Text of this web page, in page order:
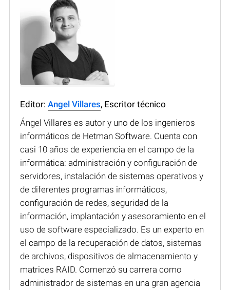
Editor: Angel Villares, Escritor técnico
Ángel Villares es autor y uno de los ingenieros
informáticos de Hetman Software. Cuenta con
casi 10 años de experiencia en el campo de la
informática: administración y configuración de
servidores, instalación de sistemas operativos y
de diferentes programas informáticos,
configuración de redes, seguridad de la
información, implantación y asesoramiento en el
uso de software especializado. Es un experto en
el campo de la recuperación de datos, sistemas
de archivos, dispositivos de almacenamiento y
matrices RAID. Comenzó su carrera como
administrador de sistemas en una gran agencia